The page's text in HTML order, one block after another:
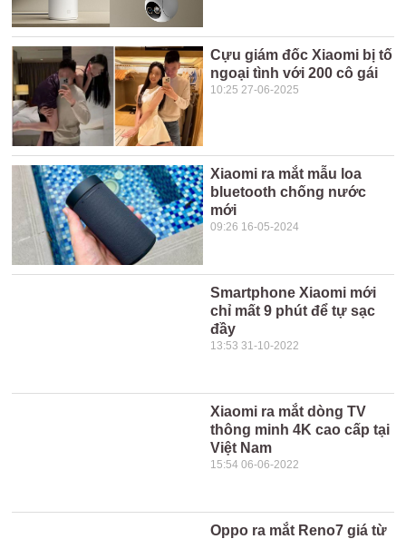
Cựu giám đốc Xiaomi bị tố
ngoại tình với 200 cô gái
10:25 27-06-2025
Xiaomi ra mắt mẫu loa
bluetooth chống nước
mới
09:26 16-05-2024
Smartphone Xiaomi mới
chỉ mất 9 phút để tự sạc
đầy
13:53 31-10-2022
Xiaomi ra mắt dòng TV
thông minh 4K cao cấp tại
Việt Nam
15:54 06-06-2022
Oppo ra mắt Reno7 giá từ